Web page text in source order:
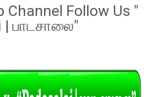
Channel Follow Us "
| பாடசாலை"